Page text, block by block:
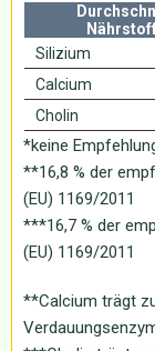
Silizium
Calcium
Cholin
*keine
**16,8 % der
(EU) 1169/2011
***16,7 % der
(EU) 1169/2011
**Calcium trägt